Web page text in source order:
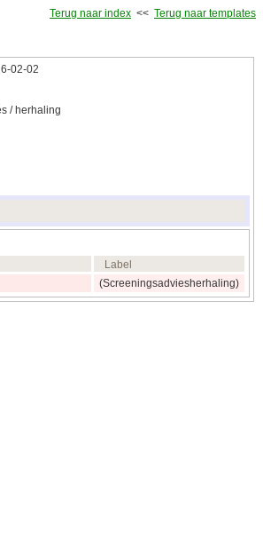
Terug naar index << Terug naar templates
/ herhaling
Label
(Screeningsadviesherhaling)